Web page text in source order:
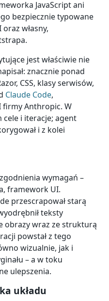
JavaScript ani
bezpiecznie typowane
własny,
jest właściwie nie
znacznie ponad
CSS, klasy serwisów,
Claude Code,
firmy Anthropic. W
cele i iteracje; agent
i z kolei
wymagań –
framework UI.
przescrapował starą
teksty
obrazy wraz ze strukturą
powstał z tego
wizualnie, jak i
– a w toku
ulepszenia.
układu